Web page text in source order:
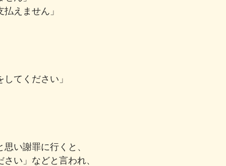
えません」
てください」
い謝罪に行くと、
い」などと言われ、